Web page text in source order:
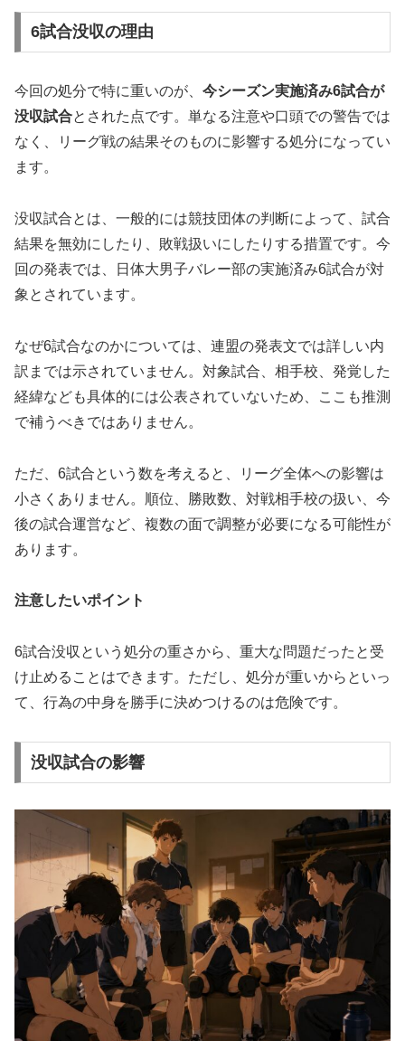
6試合没収の理由
今回の処分で特に重いのが、 今シーズン実施済み6試合が
没収試合とされた点です。単なる注意や口頭での警告では
なく、リーグ戦の結果そのものに影響する処分になってい
ます。
没収試合とは、一般的には競技団体の判断によって、試合
結果を無効にしたり、敗戦扱いにしたりする措置です。今
回の発表では、日体大男子バレー部の実施済み6試合が対
象とされています。
なぜ6試合なのかについては、連盟の発表文では詳しい内
訳までは示されていません。対象試合、相手校、発覚した
経緯なども具体的には公表されていないため、ここも推測
で補うべきではありません。
ただ、6試合という数を考えると、リーグ全体への影響は
小さくありません。順位、勝敗数、対戦相手校の扱い、今
後の試合運営など、複数の面で調整が必要になる可能性が
あります。
注意したいポイント
6試合没収という処分の重さから、重大な問題だったと受
け止めることはできます。ただし、処分が重いからといっ
て、行為の中身を勝手に決めつけるのは危険です。
没収試合の影響